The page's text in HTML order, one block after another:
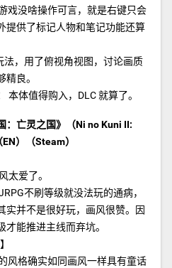
戏没啥操作可言，就是右键只会
提供了标记人物和笔记功能还算
法，用了俯视角视图，讨论画质
良。
本体值得购入，DLC 就算了。
：亡灵之国》（Ni no Kuni II:
）（Steam）
太爱了。
不刷等级就没法玩的通病，
实并不是很好玩，画风很赞。因
能推进主线而弃坑。
风格确实如同画风一样具有童话